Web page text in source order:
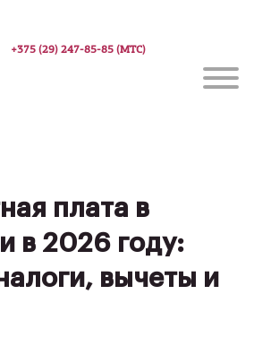
+375 (29) 247-85-85 (МТС)
плата в
в 2026 году:
вычеты и